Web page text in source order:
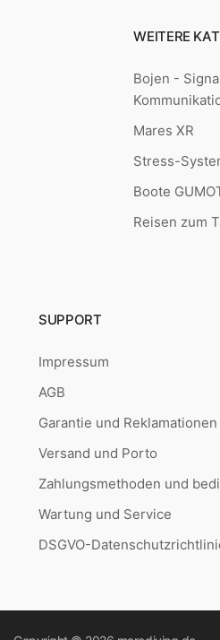
WEITERE
Bojen -
Mares XR
Stress-
Boote
Reisen zum
SUPPORT
Impressum
AGB
Garantie und Reklamationen
Versand und Porto
Zahlungsmethoden und
Wartung und Service
DSGVO-